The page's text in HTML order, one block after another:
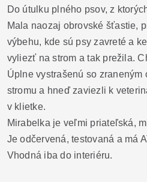
Do útulku plného psov, z
Mala naozaj obrovské šťastie,
výbehu, kde sú psy zavreté a
vyliezť na strom a tak prežila.
Úplne vystrašenú so
stromu a hneď zaviezli k
v klietke.
Mirabelka je veľmi priateľská,
Je odčervená, testovaná a má
Vhodná iba do interiéru.